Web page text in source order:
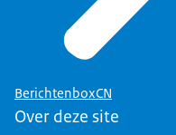
BerichtenboxCN
Over deze site